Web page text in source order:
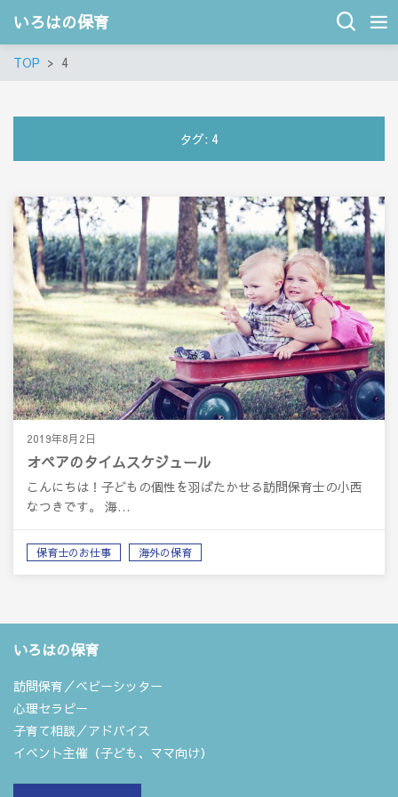
いろはの保育
TOP 4
タグ: 4
2019年8月2日
オペアのタイムスケジュール
こんにちは！子どもの個性を羽ばたかせる訪問保育士の小西
なつきです。 海…
保育士のお仕事 海外の保育
いろはの保育
訪問保育／ベビーシッター
心理セラピー
子育て相談／アドバイス
イベント主催（子ども、ママ向け）